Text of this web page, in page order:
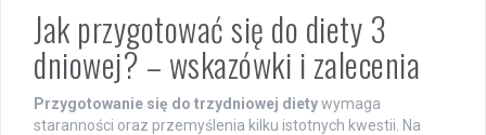
Jak przygotować się do diety 3
dniowej? – wskazówki i zalecenia
Przygotowanie się do trzydniowej dietywymaga
staranności oraz przemyślenia kilku istotnych kwestii. Na